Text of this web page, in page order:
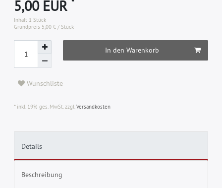
5,00 EUR
Inhalt 1Stück
Grundpreis 5,00 € / Stück
In den Warenkorb
Wunschliste
* inkl. 19% ges. MwSt. zzgl.Versandkosten
Details
Beschreibung